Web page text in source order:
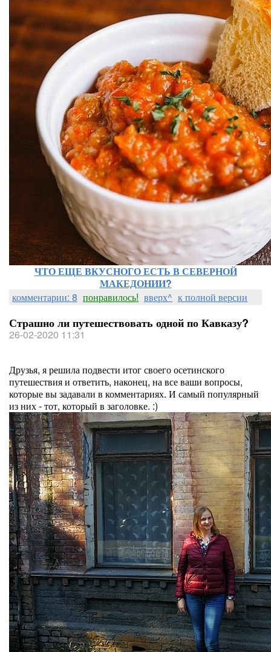
ЧТО ЕЩЕ ВКУСНОГО ЕСТЬ В СЕВЕРНОЙ
МАКЕДОНИИ?
комментарии: 8 понравилось! вверх^ к полной версии
Страшно ли путешествовать одной по Кавказу?
26-02-2020 11:31
Друзья, я решила подвести итог своего осетинского
путешествия и ответить, наконец, на все ваши вопросы,
которые вы задавали в комментариях. И самый популярный
из них - тот, который в заголовке. :)